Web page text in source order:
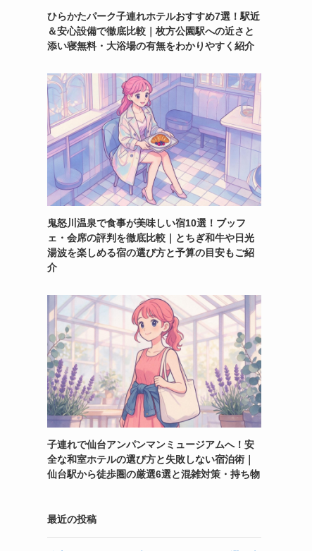
ひらかたパーク子連れホテルおすすめ7選！駅近
＆安心設備で徹底比較｜枚方公園駅への近さと
添い寝無料・大浴場の有無をわかりやすく紹介
鬼怒川温泉で食事が美味しい宿10選！ブッフ
ェ・会席の評判を徹底比較｜とちぎ和牛や日光
湯波を楽しめる宿の選び方と予算の目安もご紹
介
子連れで仙台アンパンマンミュージアムへ！安
全な和室ホテルの選び方と失敗しない宿泊術｜
仙台駅から徒歩圏の厳選6選と混雑対策・持ち物
最近の投稿